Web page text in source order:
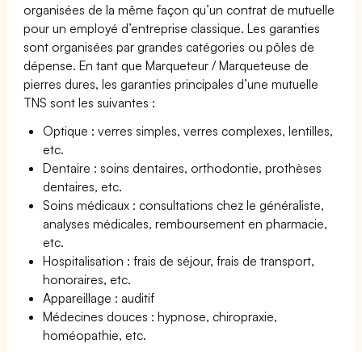
organisées de la même façon qu’un contrat de mutuelle
pour un employé d’entreprise classique. Les garanties
sont organisées par grandes catégories ou pôles de
dépense. En tant que Marqueteur / Marqueteuse de
pierres dures, les garanties principales d’une mutuelle
TNS sont les suivantes :
Optique : verres simples, verres complexes, lentilles,
etc.
Dentaire : soins dentaires, orthodontie, prothèses
dentaires, etc.
Soins médicaux : consultations chez le généraliste,
analyses médicales, remboursement en pharmacie,
etc.
Hospitalisation : frais de séjour, frais de transport,
honoraires, etc.
Appareillage : auditif
Médecines douces : hypnose, chiropraxie,
homéopathie, etc.